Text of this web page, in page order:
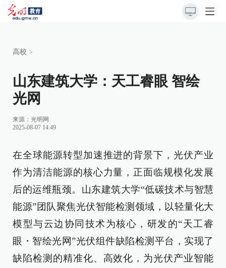
高校 >
山东建筑大学：天工睿眼 智绘
光网
来源： 光明网
2025-08-07 14:49
在全球能源转型加速推进的背景下，光伏产业
作为清洁能源的核心力量，正面临规模化发展
后的运维瓶颈。山东建筑大学“低碳技术与智慧
能源”团队聚焦光伏智能检测领域，以轻量化大
模型与云边协同技术为核心，研发的“天工睿
眼・智绘光网”光伏组件缺陷检测平台，实现了
缺陷检测的精准化、高效化，为光伏产业智能